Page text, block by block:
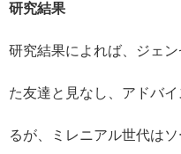
研究結果
研究結果によれば、ジェ
た友達と見なし、アドバ
るが、ミレニアル世代は